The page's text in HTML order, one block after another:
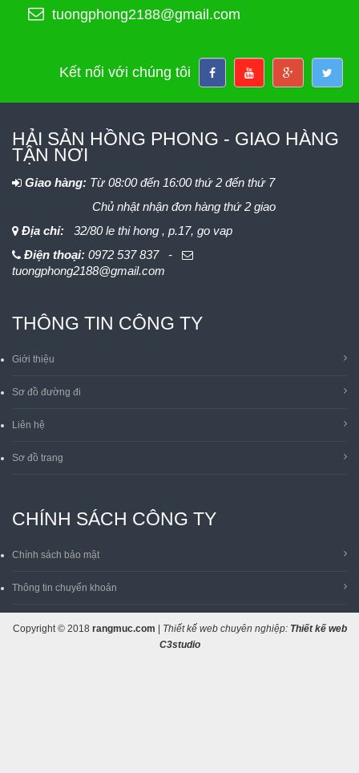
tuongphong2188@gmail.com
Kết nối với chúng tôi
HẢI SẢN HỒNG PHONG - GIAO HÀNG
TẬN NƠI
Giao hàng: Từ 08:00 đến 16:00 thứ 2 đến thứ 7
Chủ nhật nhận đơn hàng thứ 2 giao
Địa chỉ:
32/80 le thi hong , p.17, go vap
Điện thoại: 0972 537 837 -
tuongphong2188@gmail.com
THÔNG TIN CÔNG TY
Giới thiệu
Sơ đồ đường đi
Liên hệ
Sơ đồ trang
CHÍNH SÁCH CÔNG TY
Chính sách bảo mật
Thông tin chuyển khoản
Copyright © 2018 rangmuc.com Thiết kế web chuyên nghiệp: Thiết kế web
C3studio